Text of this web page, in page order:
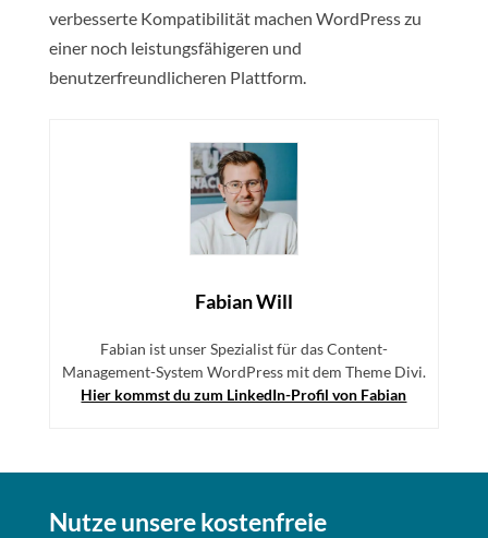
verbesserte Kompatibilität machen WordPress zu
einer noch leistungsfähigeren und
benutzerfreundlicheren Plattform.
Fabian Will
Fabian ist unser Spezialist für das Content-
Management-System WordPress mit dem Theme Divi.
Hier kommst du zum LinkedIn-Profil von Fabian
Nutze unsere kostenfreie